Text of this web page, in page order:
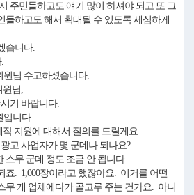
주민들하고도 얘기 많이 하셔야 되고 또 그
들하고도 해서 확대될 수 있도록 세심하게
습니다.
원님 수고하셨습니다.
원님,
기 바랍니다.
입니다.
지원에 대해서 질의를 드릴게요.
고 사업자가 몇 군데나 되나요?
스무 군데 정도 조금 안 됩니다.
죠. 1,000장이라고 했잖아요. 이거를 어떤
무 개 업체에다가 골고루 주는 건가요. 아니